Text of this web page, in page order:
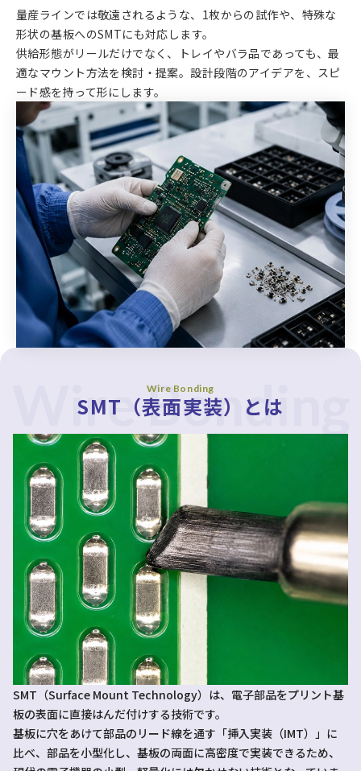
量産ラインでは敬遠されるような、1枚からの試作や、特殊な
形状の基板へのSMTにも対応します。
供給形態がリールだけでなく、トレイやバラ品であっても、最
適なマウント方法を検討・提案。設計段階のアイデアを、スピ
ード感を持って形にします。
Wire Bonding
Wire Bonding
SMT（表面実装）とは
SMT（Surface Mount Technology）は、電子部品をプリント基
板の表面に直接はんだ付けする技術です。
基板に穴をあけて部品のリード線を通す「挿入実装（IMT）」に
比べ、部品を小型化し、基板の両面に高密度で実装できるため、